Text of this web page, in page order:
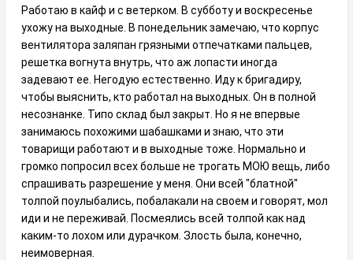
Работаю в кайф и с ветерком. В субботу и воскресенье
ухожу на выходные. В понедельник замечаю, что корпус
вентилятора заляпан грязными отпечатками пальцев,
решетка вогнута внутрь, что аж лопасти иногда
задевают ее. Негодую естественно. Иду к бригадиру,
чтобы выяснить, кто работал на выходных. Он в полной
несознанке. Типо склад был закрыт. Но я не впервые
занимаюсь похожими шабашками и знаю, что эти
товарищи работают и в выходные тоже. Нормально и
громко попросил всех больше не трогать МОЮ вещь, либо
спрашивать разрешение у меня. Они всей "блатной"
толпой поулыбались, побалакали на своем и говорят, мол
иди и не переживай. Посмеялись всей толпой как над
каким-то лохом или дурачком. Злость была, конечно,
неимоверная.